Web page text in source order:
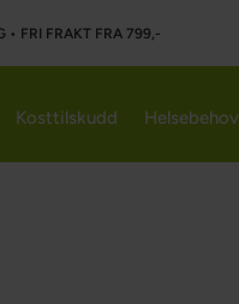
• FRI FRAKT FRA 799,-
Kosttilskudd Helsebehov